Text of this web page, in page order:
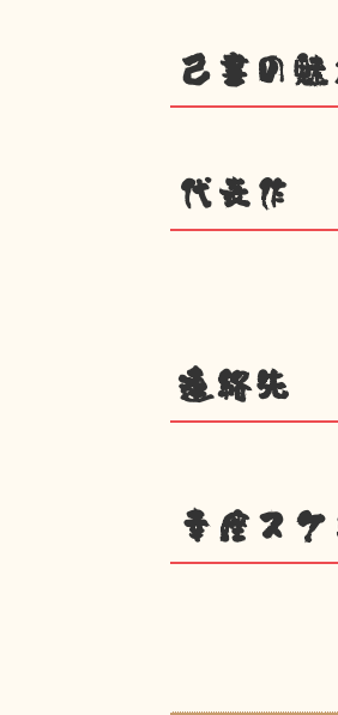
己書の魅
代表作
連絡先
幸座ス